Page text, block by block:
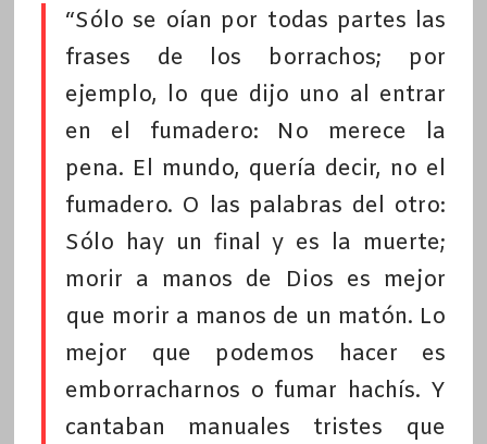
“Sólo se oían por todas partes las
frases de los borrachos; por
ejemplo, lo que dijo uno al entrar
en el fumadero: No merece la
pena. El mundo, quería decir, no el
fumadero. O las palabras del otro:
Sólo hay un final y es la muerte;
morir a manos de Dios es mejor
que morir a manos de un matón. Lo
mejor que podemos hacer es
emborracharnos o fumar hachís. Y
cantaban manuales tristes que